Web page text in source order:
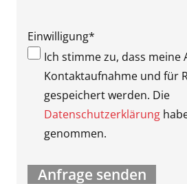
Einwilligung*
Ich stimme zu, dass meine
Kontaktaufnahme und für
gespeichert werden. Die
Datenschutzerklärung
genommen.